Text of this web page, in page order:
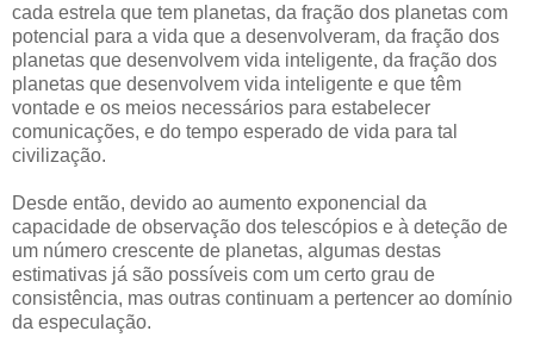
cada estrela que tem planetas, da fração dos planetas com
potencial para a vida que a desenvolveram, da fração dos
planetas que desenvolvem vida inteligente, da fração dos
planetas que desenvolvem vida inteligente e que têm
vontade e os meios necessários para estabelecer
comunicações, e do tempo esperado de vida para tal
civilização.
Desde então, devido ao aumento exponencial da
capacidade de observação dos telescópios e à deteção de
um número crescente de planetas, algumas destas
estimativas já são possíveis com um certo grau de
consistência, mas outras continuam a pertencer ao domínio
da especulação.